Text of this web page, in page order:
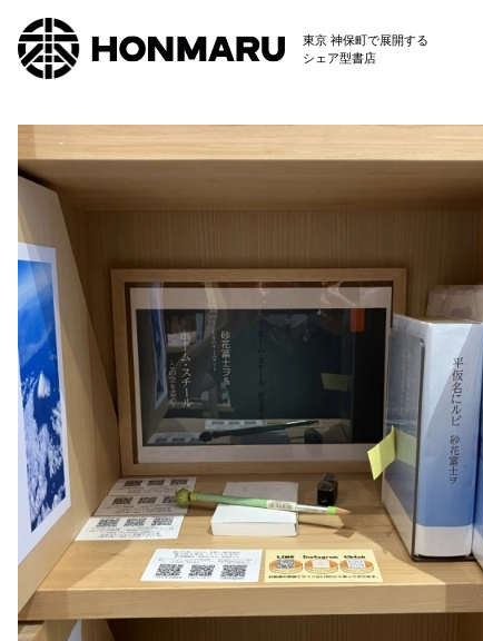
東京 神保町で展開する
シェア型書店